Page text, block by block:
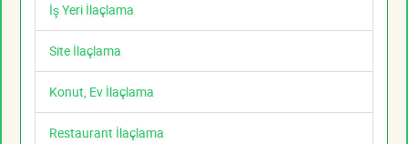
İş Yeri İlaçlama
Site İlaçlama
Konut, Ev İlaçlama
Restaurant İlaçlama